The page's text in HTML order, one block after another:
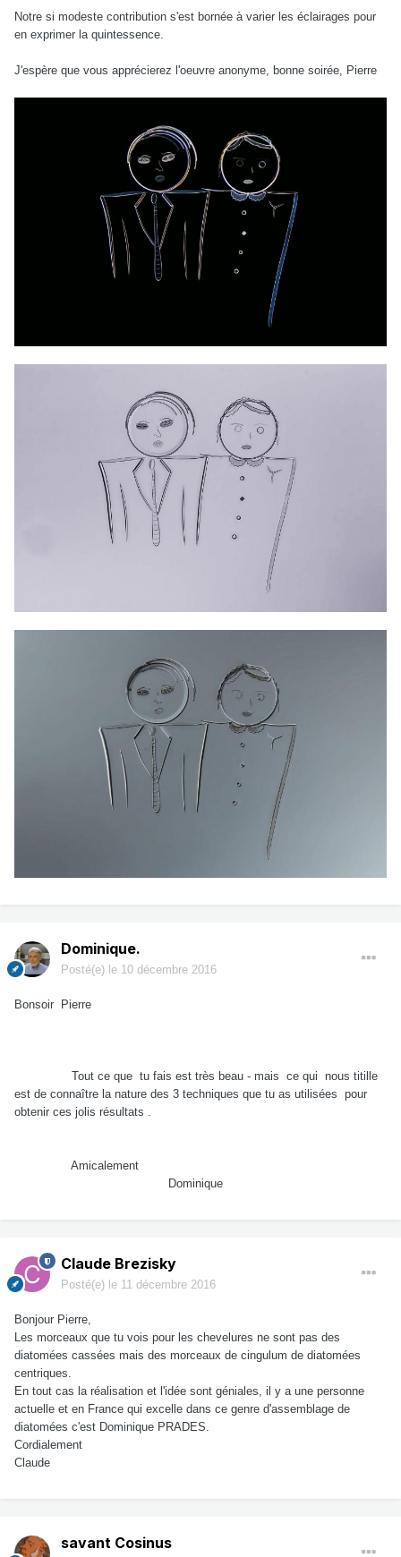
Notre si modeste contribution s'est bornée à varier les éclairages pour
en exprimer la quintessence.
J'espère que vous apprécierez l'oeuvre anonyme, bonne soirée, Pierre
Dominique.
Posté(e) le 10 décembre 2016
Bonsoir Pierre
Tout ce que tu fais est très beau - mais ce qui nous titille
est de connaître la nature des 3 techniques que tu as utilisées pour
obtenir ces jolis résultats .
Amicalement
Dominique
Claude Brezisky
Posté(e) le 11 décembre 2016
Bonjour Pierre,
Les morceaux que tu vois pour les chevelures ne sont pas des
diatomées cassées mais des morceaux de cingulum de diatomées
centriques.
En tout cas la réalisation et l'idée sont géniales, il y a une personne
actuelle et en France qui excelle dans ce genre d'assemblage de
diatomées c'est Dominique PRADES.
Cordialement
Claude
savant Cosinus